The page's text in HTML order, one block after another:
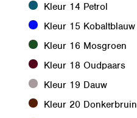
Kleur 14 Petrol
Kleur 15 Kobaltblauw
Kleur 16 Mosgroen
Kleur 18 Oudpaars
Kleur 19 Dauw
Kleur 20 Donkerbruin